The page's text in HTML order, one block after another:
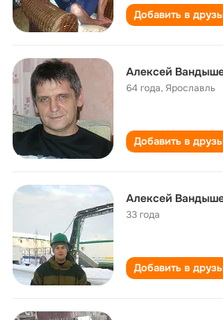
Добавить в
Алексей
64 года,Ярославль
Добавить в
Алексей
33 года
Добавить в